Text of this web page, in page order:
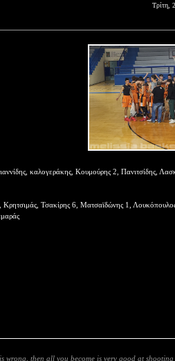
Τρίτη,
καλογεράκης, Κουμούρης 2, Πανιτσίδης,
Τσακίρης 6, Ματσαϊδώνης 1,
then all you become is very good at shooting